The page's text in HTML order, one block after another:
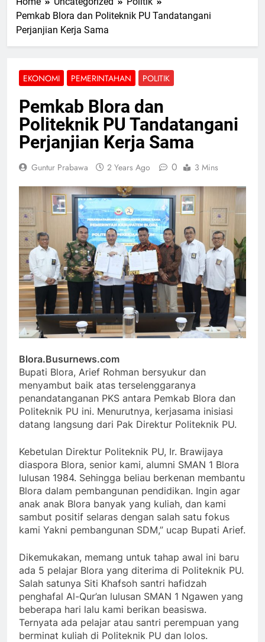
Pemkab Blora dan Politeknik PU Tandatangani
Perjanjian Kerja Sama
EKONOMI PEMERINTAHAN POLITIK
Pemkab Blora dan
Politeknik PU Tandatangani
Perjanjian Kerja Sama
Guntur Prabawa 2 Years Ago 0 3 Mins
Blora.Busurnews.com
Bupati Blora, Arief Rohman bersyukur dan
menyambut baik atas terselenggaranya
penandatanganan PKS antara Pemkab Blora dan
Politeknik PU ini. Menurutnya, kerjasama inisiasi
datang langsung dari Pak Direktur Politeknik PU.
Kebetulan Direktur Politeknik PU, Ir. Brawijaya
diaspora Blora, senior kami, alumni SMAN 1 Blora
lulusan 1984. Sehingga beliau berkenan membantu
Blora dalam pembangunan pendidikan. Ingin agar
anak anak Blora banyak yang kuliah, dan kami
sambut positif selaras dengan salah satu fokus
kami Yakni pembangunan SDM,” ucap Bupati Arief.
Dikemukakan, memang untuk tahap awal ini baru
ada 5 pelajar Blora yang diterima di Politeknik PU.
Salah satunya Siti Khafsoh santri hafidzah
penghafal Al-Qur’an lulusan SMAN 1 Ngawen yang
beberapa hari lalu kami berikan beasiswa.
Ternyata ada pelajar atau santri perempuan yang
berminat kuliah di Politeknik PU dan lolos.